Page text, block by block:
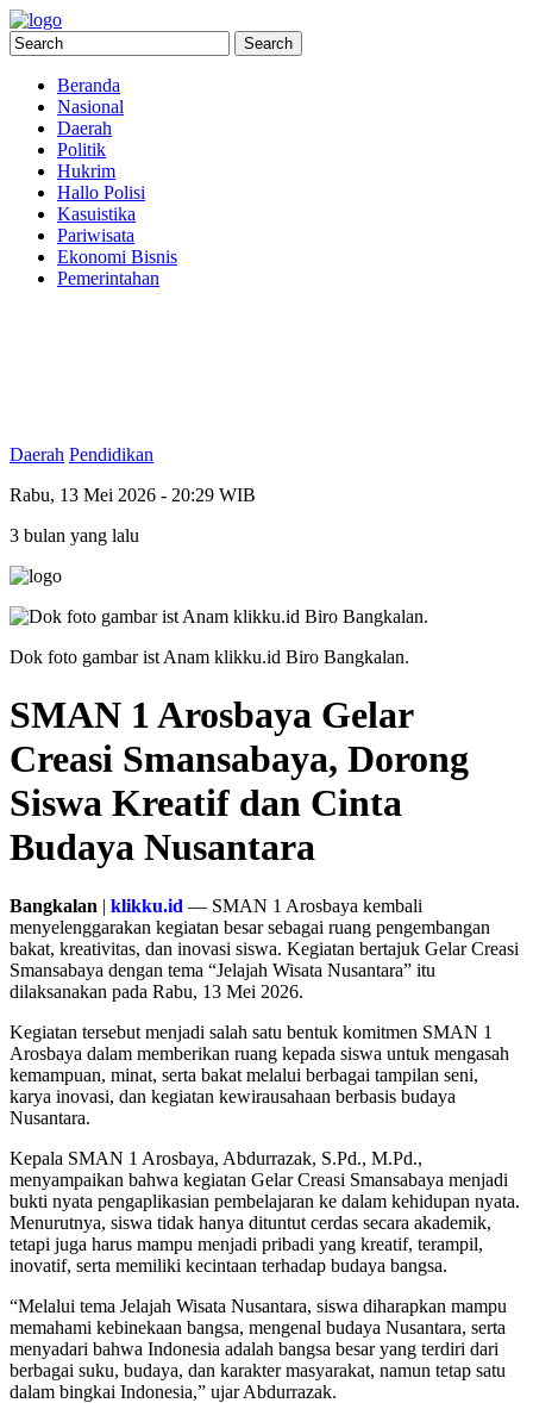
Beranda
Nasional
Daerah
Politik
Hukrim
Hallo Polisi
Kasuistika
Pariwisata
Ekonomi Bisnis
Pemerintahan
Daerah Pendidikan
Rabu, 13 Mei 2026 - 20:29 WIB
3 bulan yang lalu
Dok foto gambar ist Anam klikku.id Biro Bangkalan.
SMAN 1 Arosbaya Gelar
Creasi Smansabaya, Dorong
Siswa Kreatif dan Cinta
Budaya Nusantara
Bangkalan | klikku.id — SMAN 1 Arosbaya kembali
menyelenggarakan kegiatan besar sebagai ruang pengembangan
bakat, kreativitas, dan inovasi siswa. Kegiatan bertajuk Gelar Creasi
Smansabaya dengan tema “Jelajah Wisata Nusantara” itu
dilaksanakan pada Rabu, 13 Mei 2026.
Kegiatan tersebut menjadi salah satu bentuk komitmen SMAN 1
Arosbaya dalam memberikan ruang kepada siswa untuk mengasah
kemampuan, minat, serta bakat melalui berbagai tampilan seni,
karya inovasi, dan kegiatan kewirausahaan berbasis budaya
Nusantara.
Kepala SMAN 1 Arosbaya, Abdurrazak, S.Pd., M.Pd.,
menyampaikan bahwa kegiatan Gelar Creasi Smansabaya menjadi
bukti nyata pengaplikasian pembelajaran ke dalam kehidupan nyata.
Menurutnya, siswa tidak hanya dituntut cerdas secara akademik,
tetapi juga harus mampu menjadi pribadi yang kreatif, terampil,
inovatif, serta memiliki kecintaan terhadap budaya bangsa.
“Melalui tema Jelajah Wisata Nusantara, siswa diharapkan mampu
memahami kebinekaan bangsa, mengenal budaya Nusantara, serta
menyadari bahwa Indonesia adalah bangsa besar yang terdiri dari
berbagai suku, budaya, dan karakter masyarakat, namun tetap satu
dalam bingkai Indonesia,” ujar Abdurrazak.